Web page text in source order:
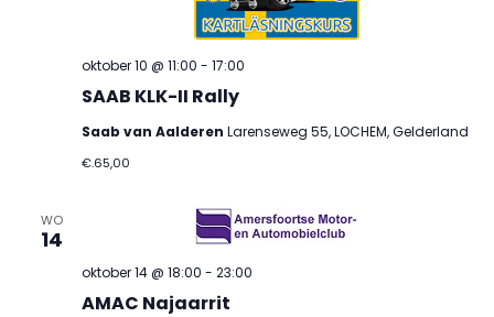
SAAB KLK-II Rally
oktober 10 @ 11:00 - 17:00
Saab van Aalderen Larenseweg 55, LOCHEM, Gelderland
€.65,00
WO
14
AMAC Najaarrit
oktober 14 @ 18:00 - 23:00